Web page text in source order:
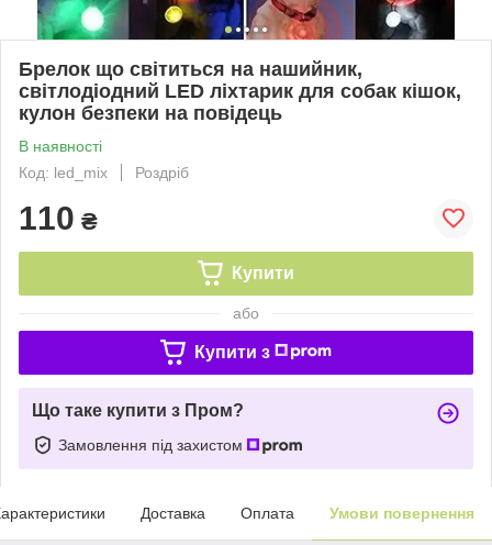
Брелок що світиться на нашийник,
світлодіодний LED ліхтарик для собак кішок,
кулон безпеки на повідець
В наявності
Код: led_mix
Роздріб
110 ₴
Купити
або
Купити з
Що таке купити з Пром?
Замовлення під захистом
Доставка Оплата Умови повернення